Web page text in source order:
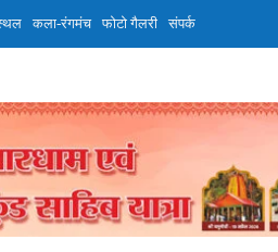
कला-रंगमंच फोटो गैलरी संपर्क